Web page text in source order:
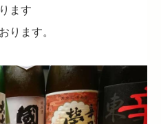
ます
ります。